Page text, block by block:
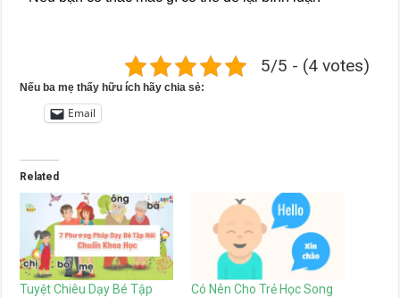
5/5 - (4 votes)
Nếu ba mẹ thấy hữu ích hãy chia sẻ:
Email
Related
Tuyệt Chiêu Dạy Bé Tập
Có Nên Cho Trẻ Học Song